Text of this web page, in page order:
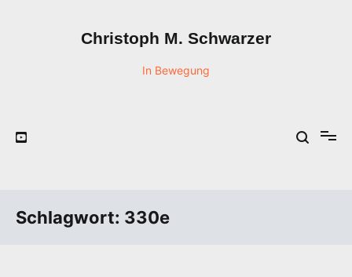
Christoph M. Schwarzer
In Bewegung
Schlagwort: 330e